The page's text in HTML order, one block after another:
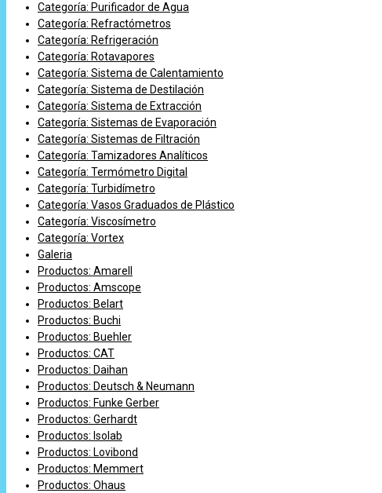
Categoría: Purificador de Agua
Categoría: Refractómetros
Categoría: Refrigeración
Categoría: Rotavapores
Categoría: Sistema de Calentamiento
Categoría: Sistema de Destilación
Categoría: Sistema de Extracción
Categoría: Sistemas de Evaporación
Categoría: Sistemas de Filtración
Categoría: Tamizadores Analíticos
Categoría: Termómetro Digital
Categoría: Turbidímetro
Categoría: Vasos Graduados de Plástico
Categoría: Viscosímetro
Categoría: Vortex
Galeria
Productos: Amarell
Productos: Amscope
Productos: Belart
Productos: Buchi
Productos: Buehler
Productos: CAT
Productos: Daihan
Productos: Deutsch & Neumann
Productos: Funke Gerber
Productos: Gerhardt
Productos: Isolab
Productos: Lovibond
Productos: Memmert
Productos: Ohaus